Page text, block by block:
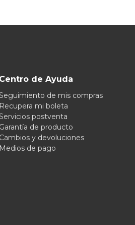
Centro de Ayuda
de mis compras
Recupera mi boleta
postventa
Garantía de producto
Cambios y devoluciones
Medios de pago